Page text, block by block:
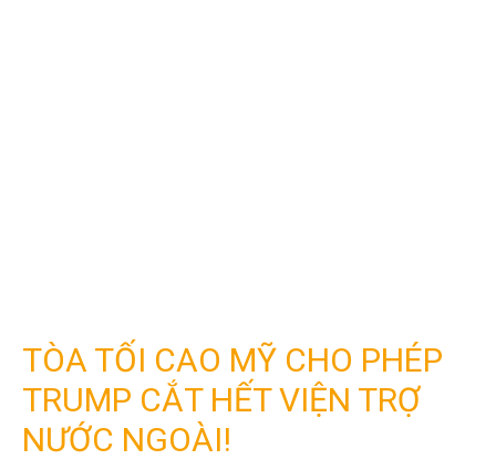
TÒA TỐI CAO MỸ CHO PHÉP
TRUMP CẮT HẾT VIỆN TRỢ
NƯỚC NGOÀI!